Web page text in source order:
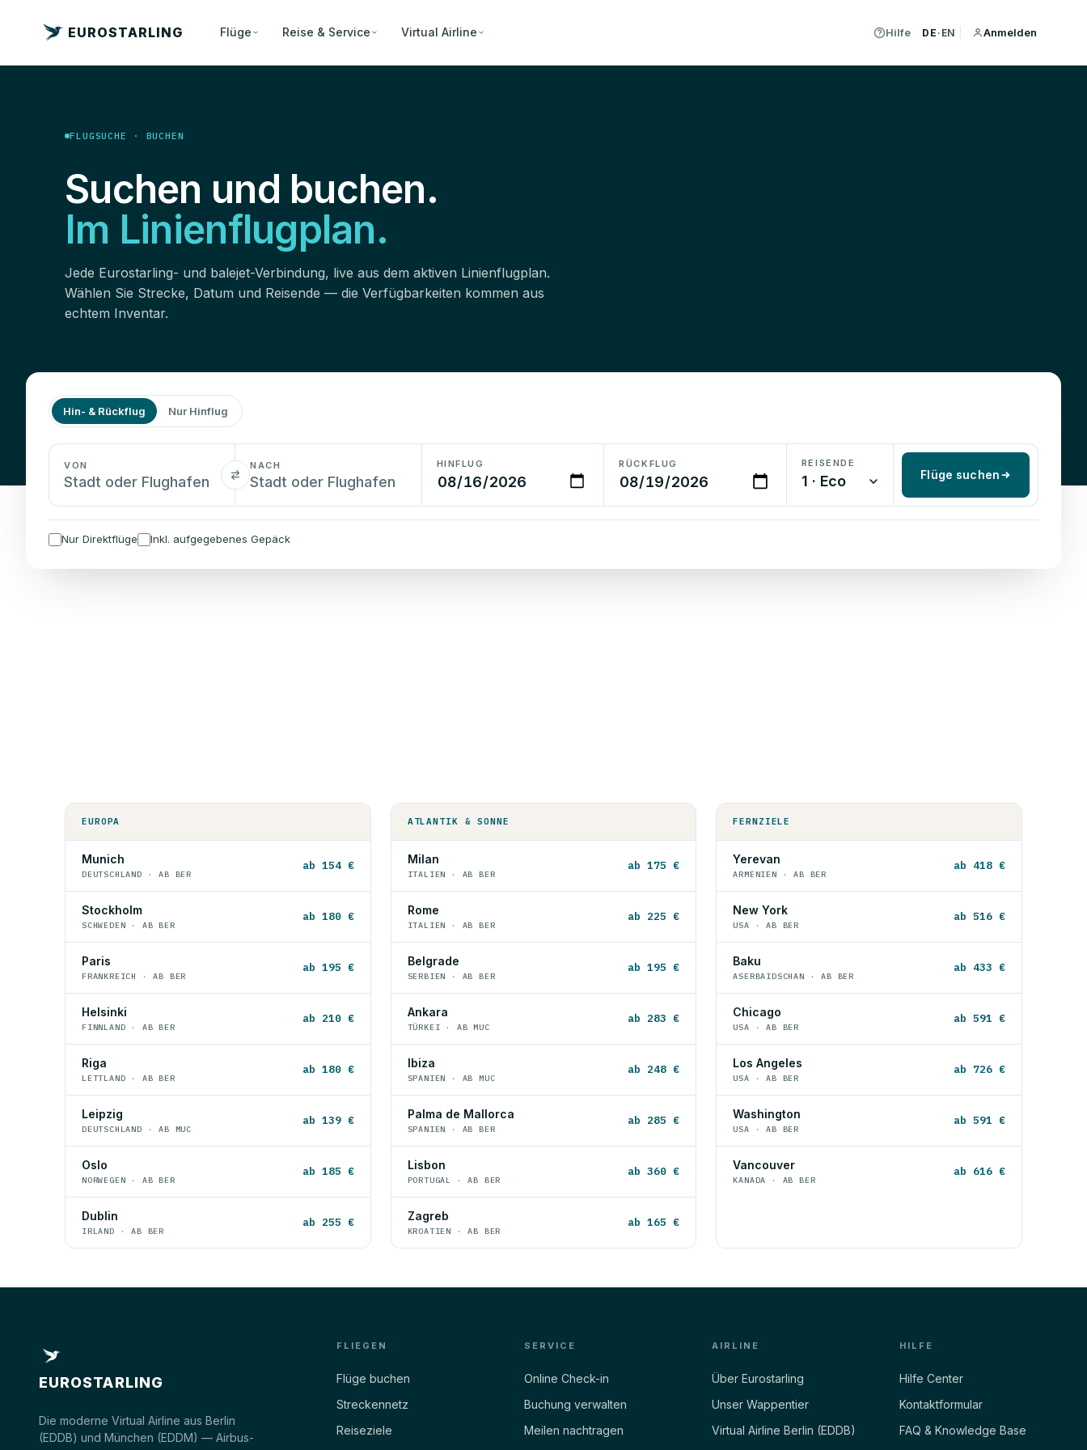
EUROSTARLING Flüge Reise & Service Virtual Airline Hilfe DE · EN Anmelden
FLUGSUCHE · BUCHEN
Suchen und buchen.
Im Linienflugplan.
Jede Eurostarling- und balejet-Verbindung, live aus dem aktiven Linienflugplan.
Wählen Sie Strecke, Datum und Reisende — die Verfügbarkeiten kommen aus
echtem Inventar.
Hin- & Rückflug Nur Hinflug
VON NACH HINFLUG RÜCKFLUG REISENDE
1 · Eco Flüge suchen
Nur Direktflüge Inkl. aufgegebenes Gepäck
EUROPA
Munich
DEUTSCHLAND · AB BER
ab 154 €
Stockholm
SCHWEDEN · AB BER
ab 180 €
Paris
FRANKREICH · AB BER
ab 195 €
Helsinki
FINNLAND · AB BER
ab 210 €
Riga
LETTLAND · AB BER
ab 180 €
Leipzig
DEUTSCHLAND · AB MUC
ab 139 €
Oslo
NORWEGEN · AB BER
ab 185 €
Dublin
IRLAND · AB BER
ab 255 €
ATLANTIK & SONNE
Milan
ITALIEN · AB BER
ab 175 €
Rome
ITALIEN · AB BER
ab 225 €
Belgrade
SERBIEN · AB BER
ab 195 €
Ankara
TÜRKEI · AB MUC
ab 283 €
Ibiza
SPANIEN · AB MUC
ab 248 €
Palma de Mallorca
SPANIEN · AB BER
ab 285 €
Lisbon
PORTUGAL · AB BER
ab 360 €
Zagreb
KROATIEN · AB BER
ab 165 €
FERNZIELE
Yerevan
ARMENIEN · AB BER
ab 418 €
New York
USA · AB BER
ab 516 €
Baku
ASERBAIDSCHAN · AB BER
ab 433 €
Chicago
USA · AB BER
ab 591 €
Los Angeles
USA · AB BER
ab 726 €
Washington
USA · AB BER
ab 591 €
Vancouver
KANADA · AB BER
ab 616 €
EUROSTARLING
Die moderne Virtual Airline aus Berlin
(EDDB) und München (EDDM) — Airbus-
FLIEGEN
Flüge buchen
Streckennetz
Reiseziele
SERVICE
Online Check-in
Buchung verwalten
Meilen nachtragen
AIRLINE
Über Eurostarling
Unser Wappentier
Virtual Airline Berlin (EDDB)
HILFE
Hilfe Center
Kontaktformular
FAQ & Knowledge Base